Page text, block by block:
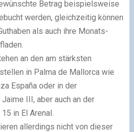
Betrag beispielsweise
werden, gleichzeitig können
als auch ihre Monats-
an den am stärksten
in Palma de Mallorca wie
España oder in der
III, aber auch an der
in El Arenal.
allerdings nicht von dieser